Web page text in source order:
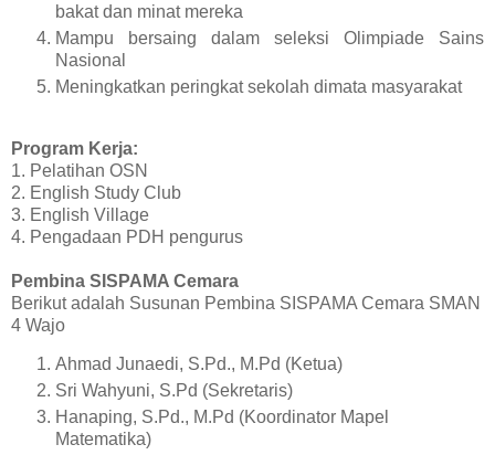
bakat dan minat mereka
Mampu bersaing dalam seleksi Olimpiade Sains
Nasional
Meningkatkan peringkat sekolah dimata masyarakat
Program Kerja:
1. Pelatihan OSN
2. English Study Club
3. English Village
4. Pengadaan PDH pengurus
Pembina SISPAMA Cemara
Berikut adalah Susunan Pembina SISPAMA Cemara SMAN
4 Wajo
Ahmad Junaedi, S.Pd., M.Pd (Ketua)
Sri Wahyuni, S.Pd (Sekretaris)
Hanaping, S.Pd., M.Pd (Koordinator Mapel
Matematika)